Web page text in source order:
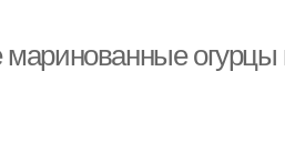
огурцы